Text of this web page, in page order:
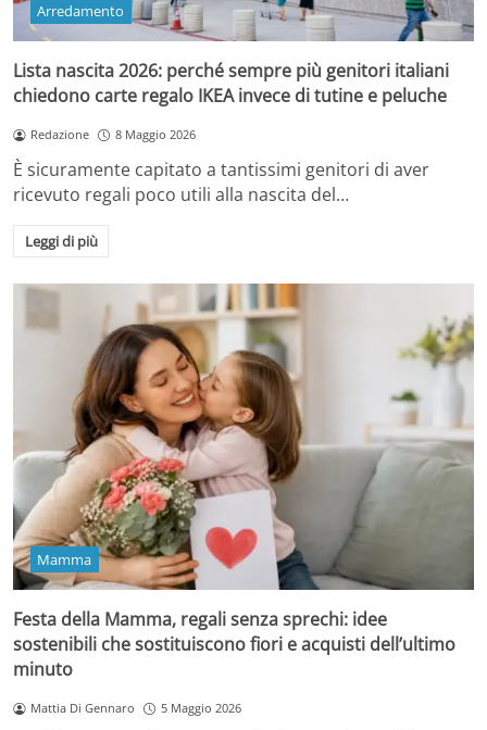
Arredamento
Lista nascita 2026: perché sempre più genitori italiani
chiedono carte regalo IKEA invece di tutine e peluche
Redazione 8 Maggio 2026
È sicuramente capitato a tantissimi genitori di aver
ricevuto regali poco utili alla nascita del…
Leggi di più
Mamma
Festa della Mamma, regali senza sprechi: idee
sostenibili che sostituiscono fiori e acquisti dell’ultimo
minuto
Mattia Di Gennaro 5 Maggio 2026